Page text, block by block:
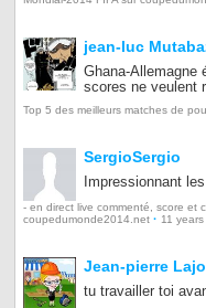
jean-luc
Ghana-Allemagne
scores ne veulent
Top 5 des meilleurs matches de
SergioSergio
Impressionnant
- en direct live commenté, score et
coupedumonde2014.net · 11
Jean-pierre
tu travailler toi